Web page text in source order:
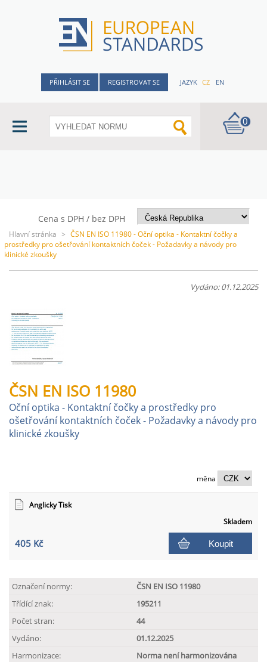
PŘIHLÁSIT SE REGISTROVAT SE JAZYK CZ EN
0
Cena s DPH / bez DPH
Hlavní stránka > ČSN EN ISO 11980 - Oční optika - Kontaktní čočky a
prostředky pro ošetřování kontaktních čoček - Požadavky a návody pro
klinické zkoušky
Vydáno: 01.12.2025
ČSN EN ISO 11980
Oční optika - Kontaktní čočky a prostředky pro
ošetřování kontaktních čoček - Požadavky a návody pro
klinické zkoušky
měna
Anglicky Tisk
Skladem
405 Kč Koupit
Označení normy:
ČSN EN ISO 11980
Třídící znak:
195211
Počet stran:
44
Vydáno:
01.12.2025
Harmonizace:
Norma není harmonizována